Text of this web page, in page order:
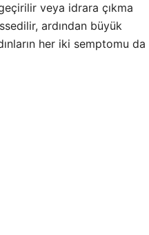
veya idrara çıkma
ardından büyük
her iki semptomu da